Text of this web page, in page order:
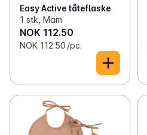
Easy Active tåteflaske
1 stk, Mam
NOK 112.50
NOK 112.50 /pc.